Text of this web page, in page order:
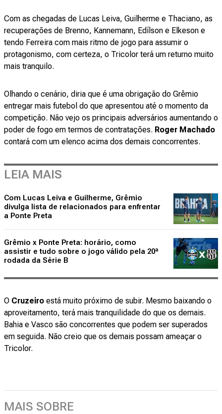
Com as chegadas de Lucas Leiva, Guilherme e Thaciano, as
recuperações de Brenno, Kannemann, Edílson e Elkeson e
tendo Ferreira com mais ritmo de jogo para assumir o
protagonismo, com certeza, o Tricolor terá um returno muito
mais tranquilo.
Olhando o cenário, diria que é uma obrigação do Grêmio
entregar mais futebol do que apresentou até o momento da
competição. Não vejo os principais adversários aumentando o
poder de fogo em termos de contratações. Roger Machado
contará com um elenco acima dos demais concorrentes.
LEIA MAIS
Com Lucas Leiva e Guilherme, Grêmio
divulga lista de relacionados para enfrentar
a Ponte Preta
Grêmio x Ponte Preta: horário, como
assistir e tudo sobre o jogo válido pela 20ª
rodada da Série B
O Cruzeiro está muito próximo de subir. Mesmo baixando o
aproveitamento, terá mais tranquilidade do que os demais.
Bahia e Vasco são concorrentes que podem ser superados
em seguida. Não creio que os demais possam ameaçar o
Tricolor.
MAIS SOBRE